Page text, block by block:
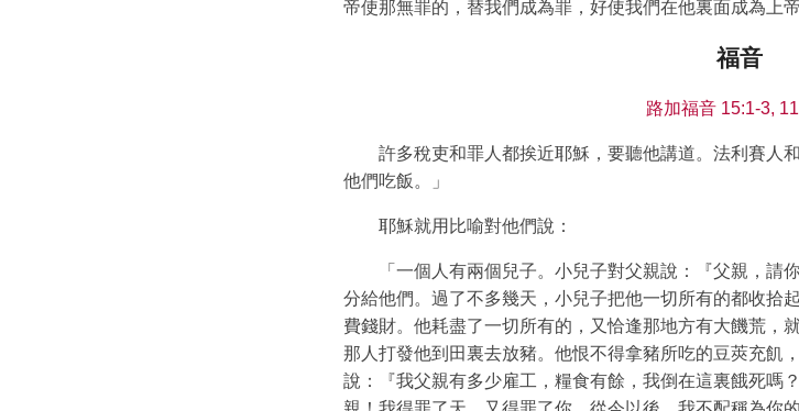
帝使那無罪的，替我們成為罪，好使我們在他裏面成為上帝
福音
路加福音 15:1-3,
許多稅吏和罪人都挨近耶穌，要聽他講道。法利賽人
他們吃飯。」
耶穌就用比喻對他們說：
「一個人有兩個兒子。小兒子對父親說：『父親，請
分給他們。過了不多幾天，小兒子把他一切所有的都收拾
費錢財。他耗盡了一切所有的，又恰逢那地方有大饑荒，
那人打發他到田裏去放豬。他恨不得拿豬所吃的豆莢充飢
說：『我父親有多少雇工，糧食有餘，我倒在這裏餓死嗎